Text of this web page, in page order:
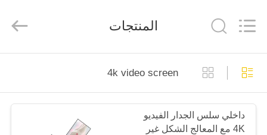
الصفحة
الرئيسية
منتجات
Display
Technology
Rights
المنتجات
4k video screen
داخلي سلس الجدار الفيديو
4K مع المعالج الشكل غير